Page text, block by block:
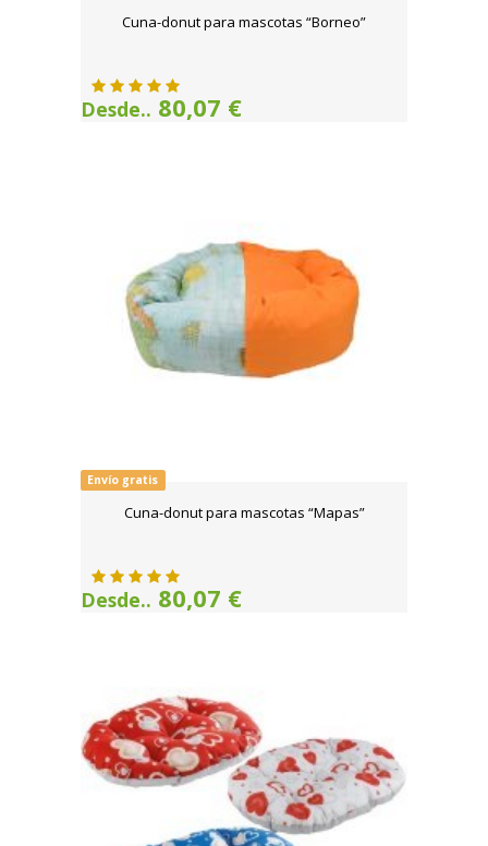
Cuna-donut para mascotas “Borneo”
Desde.. 80,07 €
Envío gratis
Cuna-donut para mascotas “Mapas”
Desde.. 80,07 €